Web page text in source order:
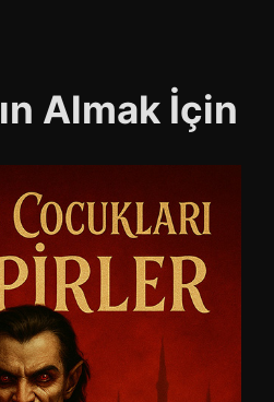
Almak İçin